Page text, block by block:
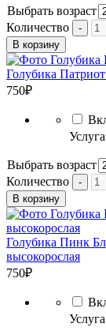
Выбрать возраст
Количество
В корзину
Голубика
750₽
Выбрать возраст
Количество
В корзину
Голубика Пинк
высокорослая
750₽